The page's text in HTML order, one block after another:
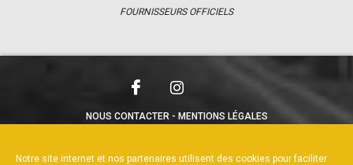
Notre site internet et nos partenaires utilisent des cookies pour faciliter
FOURNISSEURS OFFICIELS
NOUS CONTACTER
MENTIONS LÉGALES
RÉALISÉ PAR L’AGENCE WEB A3WEB